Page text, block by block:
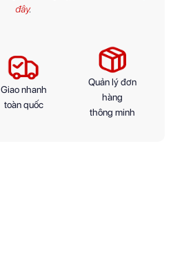
đây.
Giao nhanh
toàn quốc
Quản lý đơn
hàng
thông minh